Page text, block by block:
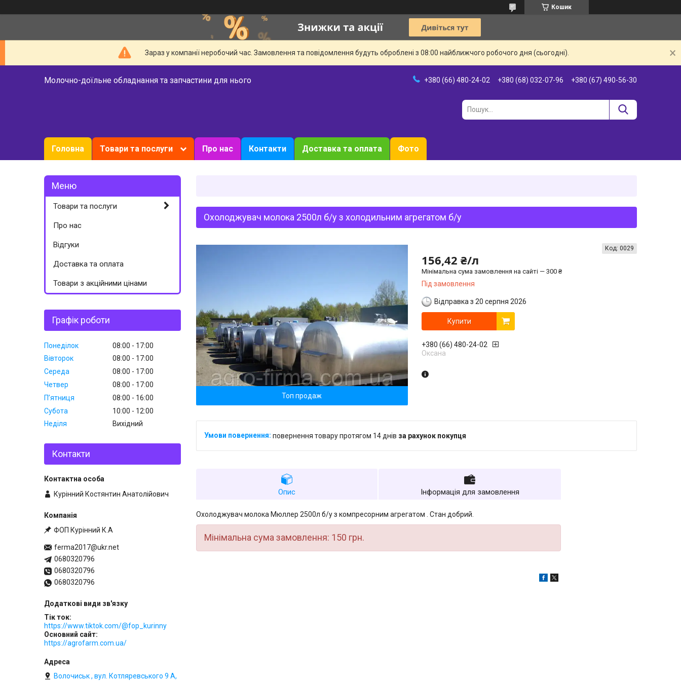
Кошик
Зараз у компанії неробочий час. Замовлення та повідомлення будуть оброблені з 08:00 найближчого робочого дня (сьогодні).
Молочно-доїльне обладнання та запчастини для нього +380 (66) 480-24-02 +380 (68) 032-07-96 +380 (67) 490-56-30
Головна Товари та послуги Про нас Контакти Доставка та оплата Фото
Охолоджувач молока 2500л б/у з холодильним агрегатом б/у
Топ продаж
156,42 ₴/л
Мінімальна сума замовлення на сайті — 300 ₴
Під замовлення
Код: 0029
Відправка з 20 серпня 2026
Купити
+380 (66) 480-24-02
Оксана
повернення товару протягом 14 днів за рахунок покупця
Опис Інформація для замовлення
Охолоджувач молока Мюллер 2500л б/у з компресорним агрегатом . Стан добрий.
Мінімальна сума замовлення: 150 грн.
Товари та послуги
Про нас
Відгуки
Доставка та оплата
Товари з акційними цінами
Графік роботи
Понеділок 08:00
17:00
Вівторок
08:00
17:00
Середа
08:00
17:00
Четвер
08:00
17:00
Пʼятниця
08:00
16:00
Субота
10:00
12:00
Неділя
Вихідний
Контакти
Курінний Костянтин Анатолійович
ФОП Курінний К.А
ferma2017@ukr.net
0680320796
0680320796
0680320796
Тік ток
https://www.tiktok.com/@fop_kurinny
Основний сайт
https://agrofarm.com.ua/
Волочиськ , вул. Котляревського 9 А,